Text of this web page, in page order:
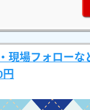
現場フォローな